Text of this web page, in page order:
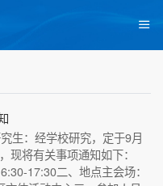
生：经学校研究，定于9月
现将有关事项通知如下：
17:30二、地点主会场：